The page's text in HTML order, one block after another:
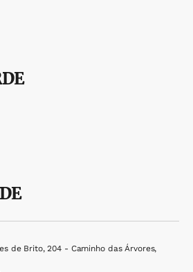
de Brito, 204 - Caminho das Árvores,